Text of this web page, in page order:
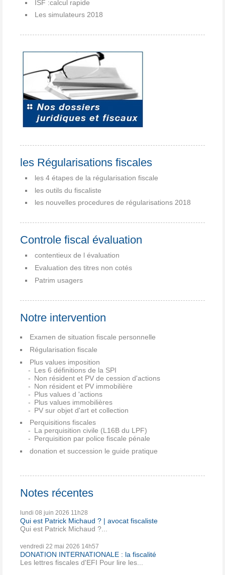
ISF :calcul rapide
Les simulateurs 2018
les Régularisations fiscales
les 4 étapes de la régularisation fiscale
les outils du fiscaliste
les nouvelles procedures de régularisations 2018
Controle fiscal évaluation
contentieux de l évaluation
Evaluation des titres non cotés
Patrim usagers
Notre intervention
Examen de situation fiscale personnelle
Régularisation fiscale
Plus values imposition
Les 6 définitions de la SPI
Non résident et PV de cession d'actions
Non résident et PV immobilière
Plus values d 'actions
Plus values immobilières
PV sur objet d'art et collection
Perquisitions fiscales
La perquisition civile (L16B du LPF)
Perquisition par police fiscale pénale
donation et succession le guide pratique
Notes récentes
lundi 08 juin 2026 11h28
Qui est Patrick Michaud ? | avocat fiscaliste
Qui est Patrick Michaud ?...
vendredi 22 mai 2026 14h57
DONATION INTERNATIONALE : la fiscalité
Les lettres fiscales d'EFI Pour lire les...